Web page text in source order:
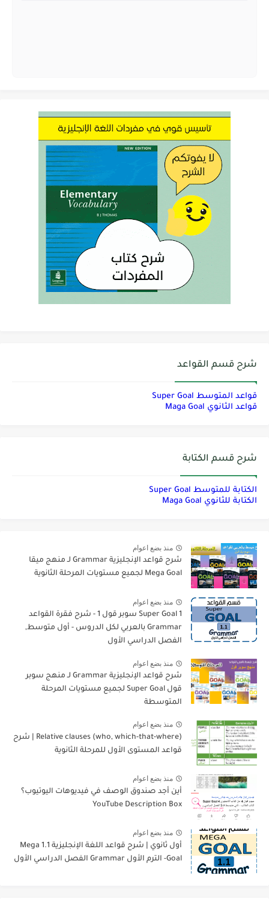
شرح قسم القواعد
قواعد المتوسط Super Goal
قواعد الثانوي Maga Goal
شرح قسم الكتابة
الكتابة للمتوسط Super Goal
الكتابة للثانوي Maga Goal
منذ بضع اعوام
شرح قواعد الإنجليزية Grammar لـ منهج ميقا
Mega Goal لجميع مستويات المرحلة الثانوية
منذ بضع اعوام
Super Goal 1 سوبر قول 1 - شرح فقرة القواعد
Grammar بالعربي لكل الدروس - أول متوسط,
الفصل الدراسي الأول
منذ بضع اعوام
شرح قواعد الإنجليزية Grammar لـ منهج سوبر
قول Super Goal لجميع مستويات المرحلة
المتوسطة
منذ بضع اعوام
Relative clauses (who, which-that-where) | شرح
قواعد المستوى الأول للمرحلة الثانوية
منذ بضع اعوام
أين أجد صندوق الوصف في فيديوهات اليوتيوب؟
YouTube Description Box
منذ بضع اعوام
أول ثانوي | شرح قواعد اللغة الإنجليزية 1.1 Mega
Goal- الترم الأول Grammar الفصل الدراسي الأول